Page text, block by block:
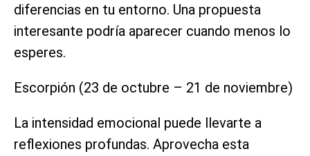
diferencias en tu entorno. Una propuesta
interesante podría aparecer cuando menos lo
esperes.
Escorpión (23 de octubre – 21 de noviembre)
La intensidad emocional puede llevarte a
reflexiones profundas. Aprovecha esta